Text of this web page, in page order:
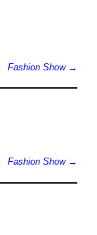
Fashion Show →
Fashion Show →